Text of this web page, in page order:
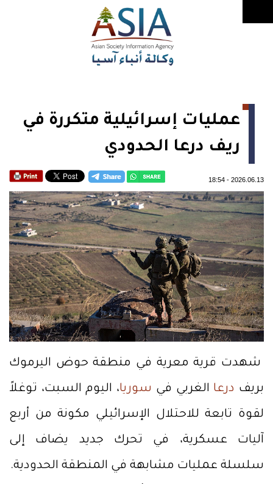
عمليات إسرائيلية متكررة في
ريف درعا الحدودي
2026.06.13
-
18:54
شهدت قرية معرية في منطقة حوض اليرموك
بريف درعا الغربي في سوريا، اليوم السبت، توغلاً
لقوة تابعة للاحتلال الإسرائيلي مكونة من أربع
آليات عسكرية، في تحرك جديد يضاف إلى
سلسلة عمليات مشابهة في المنطقة الحدودية.